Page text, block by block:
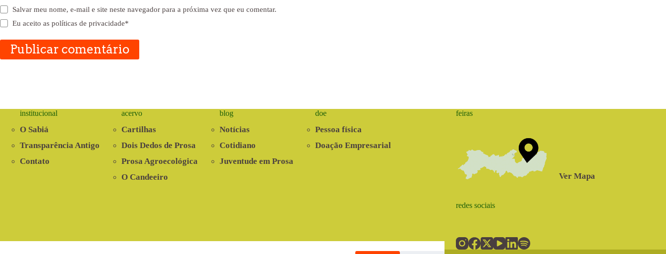
Salvar meu nome, e-mail e site neste navegador para a próxima vez que eu comentar.
Eu aceito aspolíticas de privacidade*
Publicar comentário
institucional
O Sabiá
Transparência Antigo
Contato
acervo
Cartilhas
Dois Dedos de Prosa
Prosa Agroecológica
O Candeeiro
blog
Notícias
Cotidiano
Juventude em Prosa
doe
Pessoa física
Doação Empresarial
feiras
Ver Mapa
redes sociais